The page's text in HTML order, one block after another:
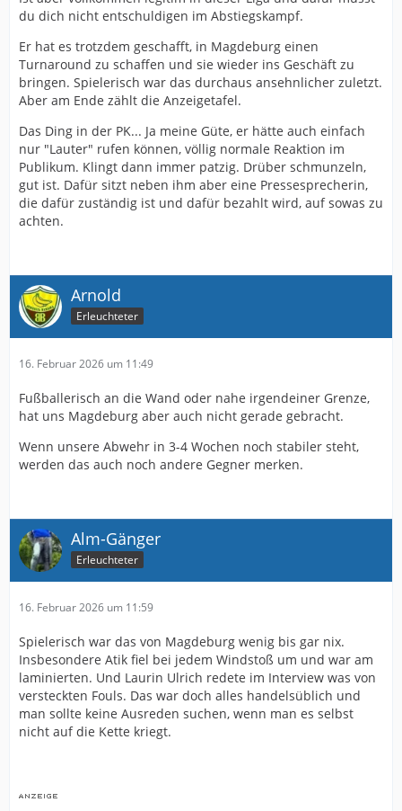
du dich nicht entschuldigen im Abstiegskampf.
Er hat es trotzdem geschafft, in Magdeburg einen
Turnaround zu schaffen und sie wieder ins Geschäft zu
bringen. Spielerisch war das durchaus ansehnlicher zuletzt.
Aber am Ende zählt die Anzeigetafel.
Das Ding in der PK... Ja meine Güte, er hätte auch einfach
nur "Lauter" rufen können, völlig normale Reaktion im
Publikum. Klingt dann immer patzig. Drüber schmunzeln,
gut ist. Dafür sitzt neben ihm aber eine Pressesprecherin,
die dafür zuständig ist und dafür bezahlt wird, auf sowas zu
achten.
Arnold
Erleuchteter
16. Februar 2026 um 11:49
Fußballerisch an die Wand oder nahe irgendeiner Grenze,
hat uns Magdeburg aber auch nicht gerade gebracht.
Wenn unsere Abwehr in 3-4 Wochen noch stabiler steht,
werden das auch noch andere Gegner merken.
Alm-Gänger
Erleuchteter
16. Februar 2026 um 11:59
Spielerisch war das von Magdeburg wenig bis gar nix.
Insbesondere Atik fiel bei jedem Windstoß um und war am
laminierten. Und Laurin Ulrich redete im Interview was von
versteckten Fouls. Das war doch alles handelsüblich und
man sollte keine Ausreden suchen, wenn man es selbst
nicht auf die Kette kriegt.